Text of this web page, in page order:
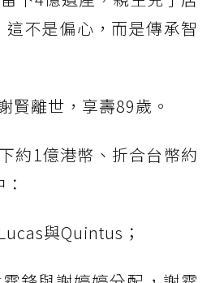
不是偏心，而是傳承智
賢離世，享壽89歲。
約1億港幣、折合台幣約
與Quintus；